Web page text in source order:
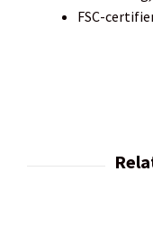
FSC-